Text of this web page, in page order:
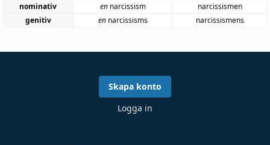
nominativ
ennarcissism
narcissismen
genitiv
ennarcissisms narcissismens
Skapa konto
Logga in